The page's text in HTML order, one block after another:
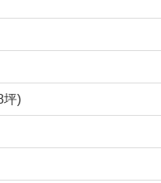
坪)